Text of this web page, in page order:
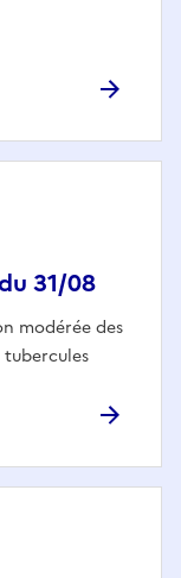
31/08
modérée des